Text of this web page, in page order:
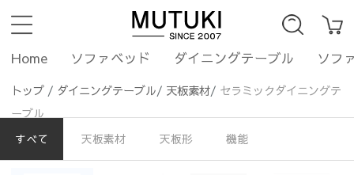
Home ソファベッド ダイニングテーブル ソフ
トップ / ダイニングテーブル/ 天板素材/ セラミックダイニングテ
ーブル
すべて
天板素材 天板形 機能